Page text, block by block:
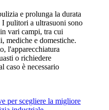
e prolunga la durata
I pulitori a ultrasuoni sono
vari campi, tra cui
mediche e domestiche.
l'apparecchiatura
o richiedere
caso è necessario